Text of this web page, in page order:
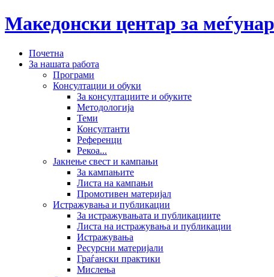
Македонски центар за
Почетна
За нашата работа
Програми
Консултации и обуки
За консултациите и обуките
Методологија
Теми
Консултанти
Референци
Рекоа...
Јакнење свест и кампањи
За кампањите
Листа на кампањи
Промотивен материјал
Истражувања и публикации
За истражувањата и публикациите
Листа на истражувања и публикации
Истражувања
Ресурсни материјали
Граѓански практики
Мислења